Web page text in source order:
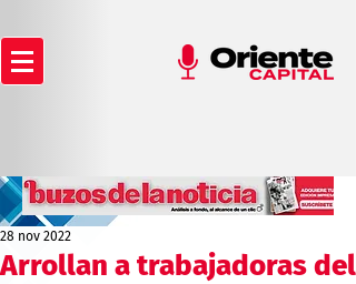
Arrollan a trabajadoras del
28 nov 2022